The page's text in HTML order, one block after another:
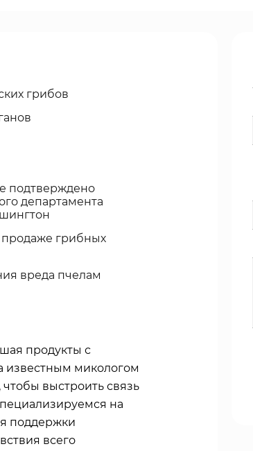
грибов
подтверждено
департамента
грибных
вреда пчелам
продукты с
известным микологом
выстроить связь
на
поддержки
всего